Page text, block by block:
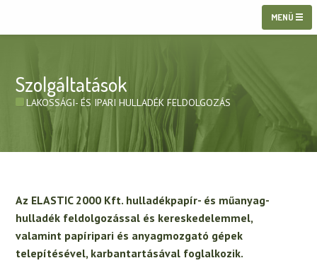
MENÜ
Szolgáltatások
LAKOSSÁGI- ÉS IPARI HULLADÉK FELDOLGOZÁS
Az ELASTIC 2000 Kft. hulladékpapír- és műanyag-
hulladék feldolgozással és kereskedelemmel,
valamint papíripari és anyagmozgató gépek
telepítésével, karbantartásával foglalkozik.